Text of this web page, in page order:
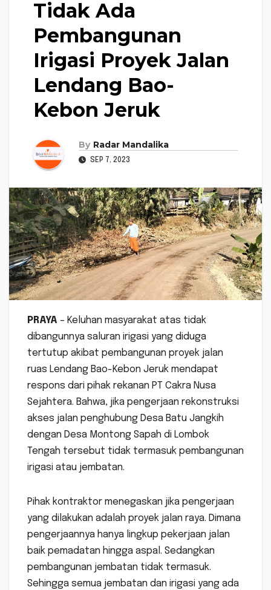
Tidak Ada
Pembangunan
Irigasi Proyek Jalan
Lendang Bao-
Kebon Jeruk
By Radar Mandalika
SEP 7, 2023
PRAYA – Keluhan masyarakat atas tidak
dibangunnya saluran irigasi yang diduga
tertutup akibat pembangunan proyek jalan
ruas Lendang Bao-Kebon Jeruk mendapat
respons dari pihak rekanan PT Cakra Nusa
Sejahtera. Bahwa, jika pengerjaan rekonstruksi
akses jalan penghubung Desa Batu Jangkih
dengan Desa Montong Sapah di Lombok
Tengah tersebut tidak termasuk pembangunan
irigasi atau jembatan.
Pihak kontraktor menegaskan jika pengerjaan
yang dilakukan adalah proyek jalan raya. Dimana
pengerjaannya hanya lingkup pekerjaan jalan
baik pemadatan hingga aspal. Sedangkan
pembangunan jembatan tidak termasuk.
Sehingga semua jembatan dan irigasi yang ada